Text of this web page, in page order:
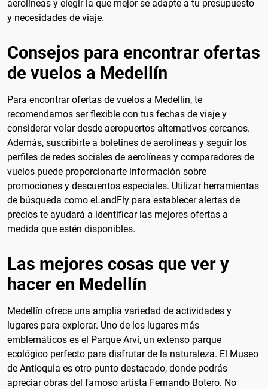
aerolíneas y elegir la que mejor se adapte a tu presupuesto
y necesidades de viaje.
Consejos para encontrar ofertas
de vuelos a Medellín
Para encontrar ofertas de vuelos a Medellín, te
recomendamos ser flexible con tus fechas de viaje y
considerar volar desde aeropuertos alternativos cercanos.
Además, suscribirte a boletines de aerolíneas y seguir los
perfiles de redes sociales de aerolíneas y comparadores de
vuelos puede proporcionarte información sobre
promociones y descuentos especiales. Utilizar herramientas
de búsqueda como eLandFly para establecer alertas de
precios te ayudará a identificar las mejores ofertas a
medida que estén disponibles.
Las mejores cosas que ver y
hacer en Medellín
Medellín ofrece una amplia variedad de actividades y
lugares para explorar. Uno de los lugares más
emblemáticos es el Parque Arví, un extenso parque
ecológico perfecto para disfrutar de la naturaleza. El Museo
de Antioquia es otro punto destacado, donde podrás
apreciar obras del famoso artista Fernando Botero. No